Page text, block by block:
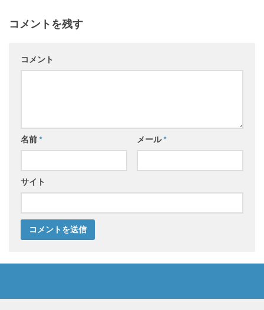
コメントを残す
コメント
名前* メール*
サイト